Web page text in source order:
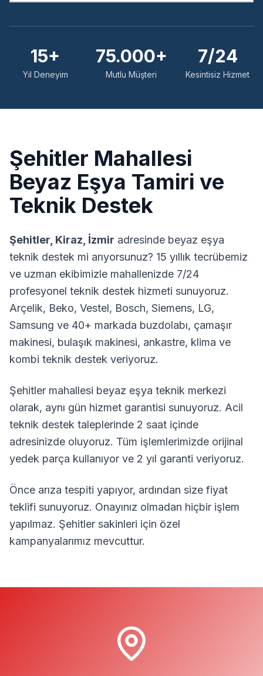
15+
Yıl Deneyim
75.000+
Mutlu Müşteri
7/24
Kesintisiz Hizmet
Şehitler Mahallesi
Beyaz Eşya Tamiri ve
Teknik Destek
Şehitler Kiraz İzmir adresinde beyaz eşya
teknik destek mi arıyorsunuz? 15 yıllık tecrübemiz
ve uzman ekibimizle mahallenizde 7/24
profesyonel teknik destek hizmeti sunuyoruz.
Arçelik, Beko, Vestel, Bosch, Siemens, LG,
Samsung ve 40+ markada buzdolabı, çamaşır
makinesi, bulaşık makinesi, ankastre, klima ve
kombi teknik destek veriyoruz.
Şehitler mahallesi beyaz eşya teknik merkezi
olarak, aynı gün hizmet garantisi sunuyoruz. Acil
teknik destek taleplerinde 2 saat içinde
adresinizde oluyoruz. Tüm işlemlerimizde orijinal
yedek parça kullanıyor ve 2 yıl garanti veriyoruz.
Önce arıza tespiti yapıyor, ardından size fiyat
teklifi sunuyoruz. Onayınız olmadan hiçbir işlem
yapılmaz. Şehitler sakinleri için özel
kampanyalarımız mevcuttur.